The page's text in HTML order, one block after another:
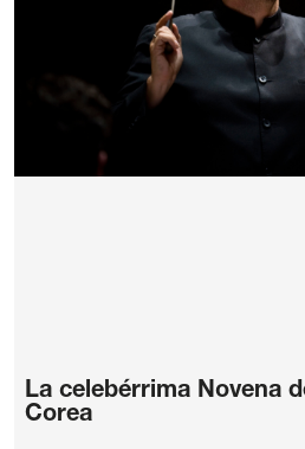
La celebérrima Novena
Corea